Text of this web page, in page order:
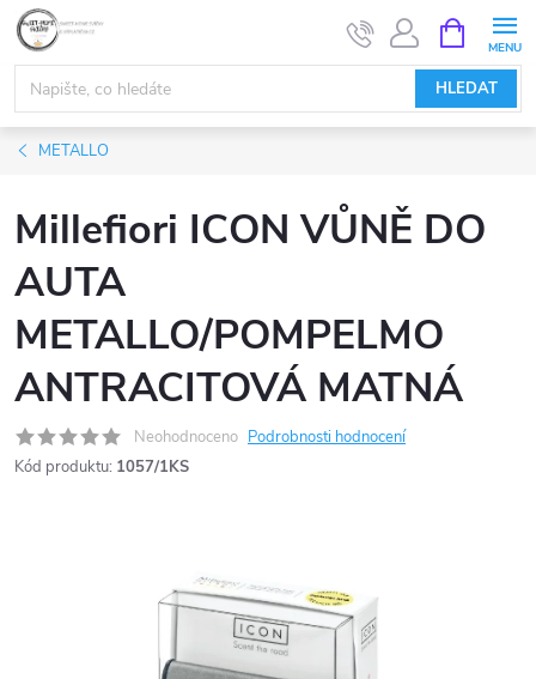
Přejít
obsah
HLEDAT
NÁKUPNÍ
KOŠÍK
METALLO
Millefiori ICON VŮNĚ DO
AUTA
METALLO/POMPELMO
ANTRACITOVÁ MATNÁ
Neohodnoceno Podrobnosti hodnocení
Kód produktu: 1057/1KS